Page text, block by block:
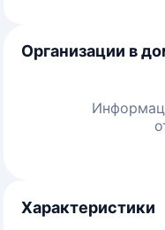
Организации в
Характеристики